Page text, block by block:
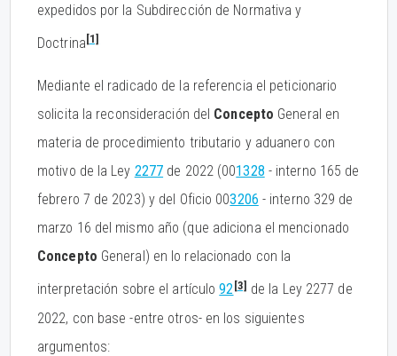
expedidos por la Subdirección de Normativa y
Doctrina [1]
Mediante el radicado de la referencia el peticionario
solicita la reconsideración del Concepto General en
materia de procedimiento tributario y aduanero con
motivo de la Ley 2277 de 2022 (001328 - interno 165 de
febrero 7 de 2023) y del Oficio 003206 - interno 329 de
marzo 16 del mismo año (que adiciona el mencionado
Concepto General) en lo relacionado con la
interpretación sobre el artículo92[3] de la Ley 2277 de
2022, con base -entre otros- en los siguientes
argumentos: